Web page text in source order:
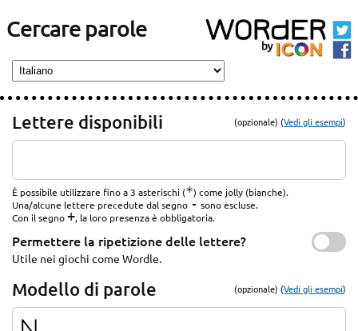
Cercare parole
Lettere disponibili (opzionale) (Vedi gli esempi)
È possibile utilizzare fino a 3 asterischi (*) come jolly (bianche).
Una/alcune lettere precedute dal segno - sono escluse.
Con il segno+, la loro presenza è obbligatoria.
Permettere la ripetizione delle lettere?
Utile nei giochi come Wordle.
Modello di parole (opzionale) (Vedi gli esempi)